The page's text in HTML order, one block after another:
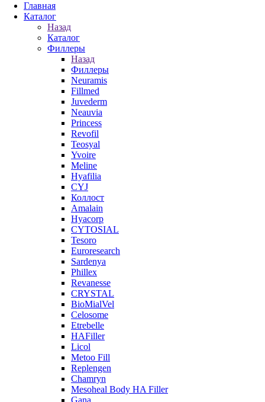
Главная
Каталог
Назад
Каталог
Филлеры
Назад
Филлеры
Neuramis
Fillmed
Juvederm
Neauvia
Princess
Revofil
Teosyal
Yvoire
Meline
Hyafilia
CYJ
Коллост
Amalain
Hyacorp
CYTOSIAL
Tesoro
Euroresearch
Sardenya
Phillex
Revanesse
CRYSTAL
BioMialVel
Celosome
Etrebelle
HAFiller
Licol
Metoo Fill
Replengen
Chamryn
Mesoheal Body HA Filler
Gana